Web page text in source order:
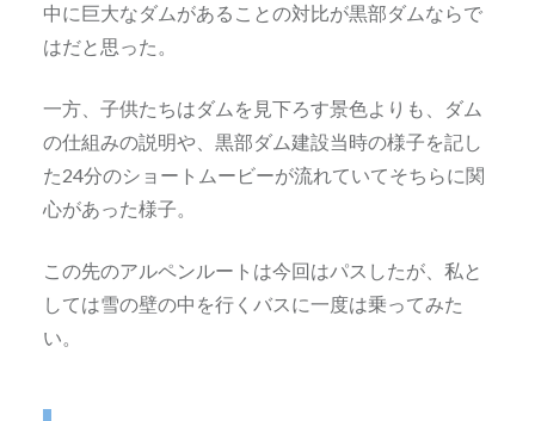
中に巨大なダムがあることの対比が黒部ダムならで
はだと思った。
一方、子供たちはダムを見下ろす景色よりも、ダム
の仕組みの説明や、黒部ダム建設当時の様子を記し
た24分のショートムービーが流れていてそちらに関
心があった様子。
この先のアルペンルートは今回はパスしたが、私と
しては雪の壁の中を行くバスに一度は乗ってみた
い。